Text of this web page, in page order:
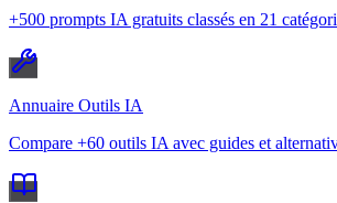
+500 prompts IA gratuits classés en 21
Annuaire Outils IA
Compare +60 outils IA avec guides et